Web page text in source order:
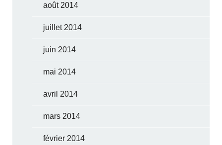
août 2014
juillet 2014
juin 2014
mai 2014
avril 2014
mars 2014
février 2014